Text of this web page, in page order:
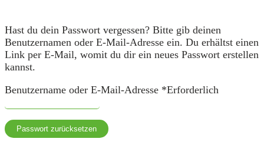
Hast du dein Passwort vergessen? Bitte gib deinen
Benutzernamen oder E-Mail-Adresse ein. Du erhältst einen
Link per E-Mail, womit du dir ein neues Passwort erstellen
kannst.
Benutzername oder E-Mail-Adresse *Erforderlich
Passwort zurücksetzen